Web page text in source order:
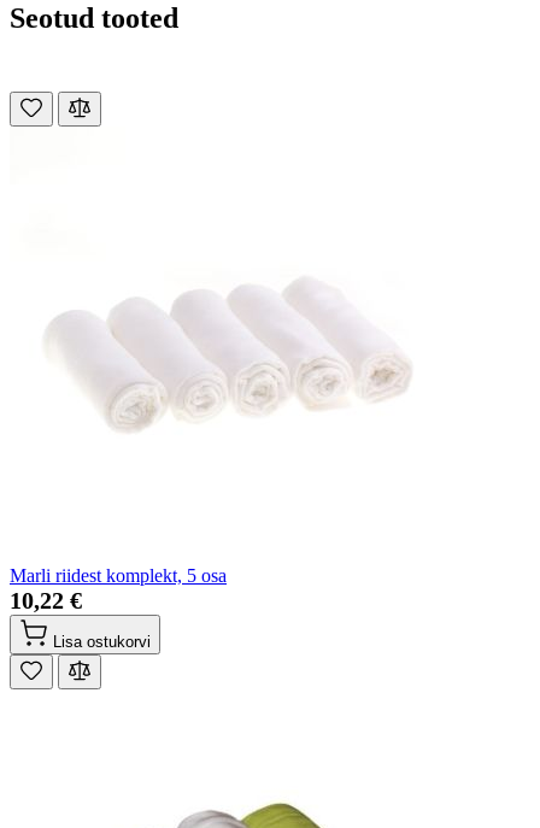
Seotud tooted
Marli riidest komplekt, 5 osa
10,22 €
Lisa ostukorvi